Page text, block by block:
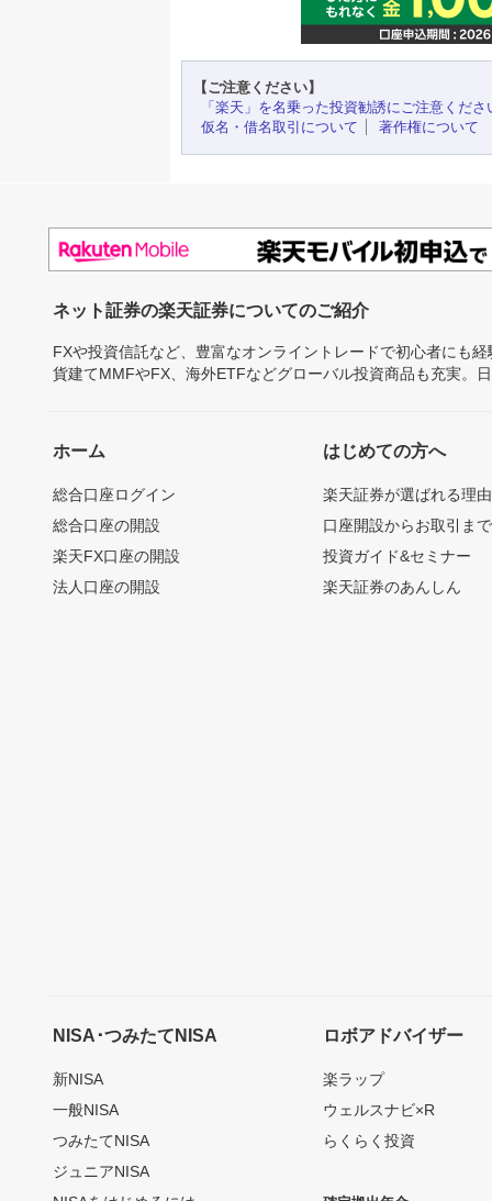
【ご注意ください】
「楽天」を名乗った投資勧誘にご注意くださ
仮名・借名取引について
著作権について
ネット証券の楽天証券についてのご紹介
FXや投資信託など、豊富なオンライントレードで初心者にも
貨建てMMFやFX、海外ETFなどグローバル投資商品も充実。
ホーム
総合口座ログイン
総合口座の開設
楽天FX口座の開設
法人口座の開設
はじめての方へ
楽天証券が選ばれる理由
口座開設からお取引ま
投資ガイド&セミナー
楽天証券のあんしん
NISA･つみたてNISA
新NISA
一般NISA
つみたてNISA
ジュニアNISA
ロボアドバイザー
楽ラップ
ウェルスナビ×R
らくらく投資